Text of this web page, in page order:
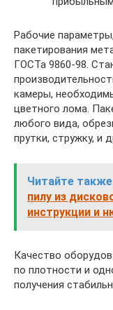
Рабочие
пакетирования
ГОСТа 9860-98.
камеры,
цветного лома.
любого вида,
прутки, стружку, и
Читайте
пилу из
инструкции и
Качество
по плотности и
получения